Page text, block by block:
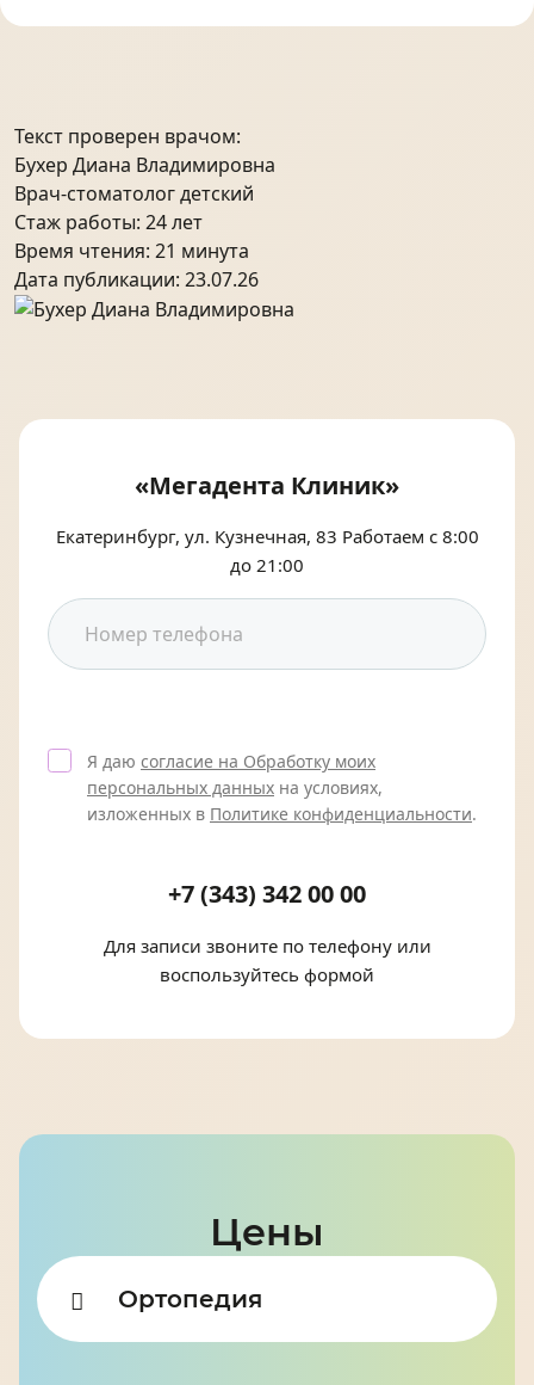
Текст проверен врачом:
Бухер Диана Владимировна
Врач-стоматолог детский
Стаж работы: 24 лет
Время чтения: 21 минута
Дата публикации: 23.07.26
«Мегадента Клиник»
Екатеринбург, ул. Кузнечная, 83 Работаем с 8:00
до 21:00
Я даю согласие на Обработку моих
персональных данных на условиях,
изложенных в Политике конфиденциальности.
+7 (343) 342 00 00
Для записи звоните по телефону или
воспользуйтесь формой
Цены
Ортопедия